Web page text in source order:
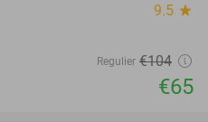
9.5 star
Regulier €104
€65